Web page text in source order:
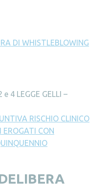
DI WHISTLEBLOWING
4 LEGGE GELLI –
RISCHIO CLINICO
EROGATI CON